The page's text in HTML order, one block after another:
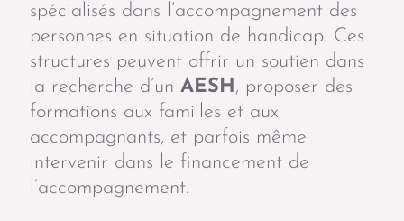
spécialisés dans l’accompagnement des
personnes en situation de handicap. Ces
structures peuvent offrir un soutien dans
la recherche d’un AESH, proposer des
formations aux familles et aux
accompagnants, et parfois même
intervenir dans le financement de
l’accompagnement.